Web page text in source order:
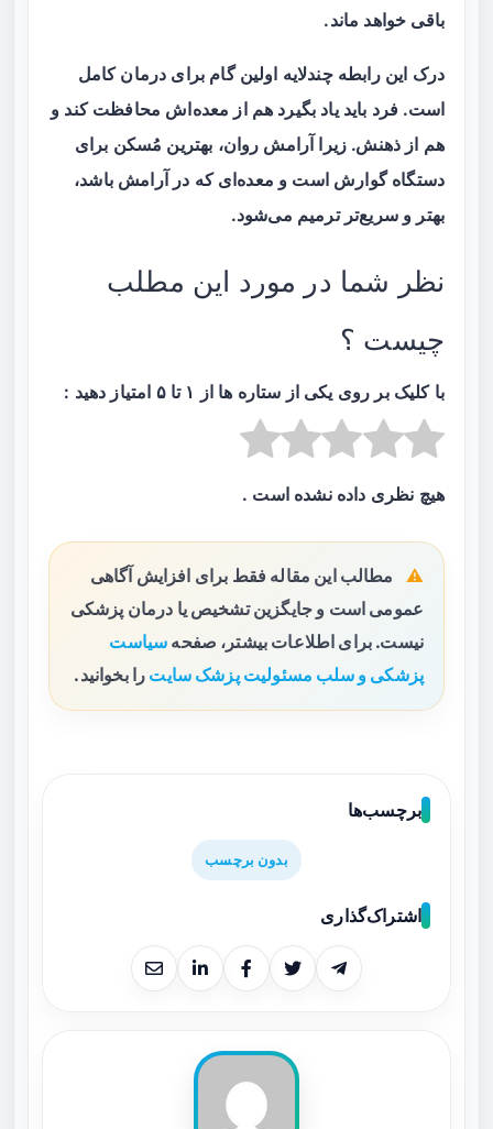
باقی خواهد ماند.
درک این رابطه چندلایه اولین گام برای درمان کامل
است. فرد باید یاد بگیرد هم از معده‌اش محافظت کند و
هم از ذهنش. زیرا آرامش روان، بهترین مُسکن برای
دستگاه گوارش است و معده‌ای که در آرامش باشد،
بهتر و سریع‌تر ترمیم می‌شود.
نظر شما در مورد این مطلب
چیست ؟
با کلیک بر روی یکی از ستاره ها از ۱ تا ۵ امتیاز دهید :
هیچ نظری داده نشده است .
مطالب این مقاله فقط برای افزایش آگاهی
عمومی است و جایگزین تشخیص یا درمان پزشکی
نیست. برای اطلاعات بیشتر، صفحه سیاست
پزشکی و سلب مسئولیت پزشک سایت را بخوانید.
برچسب‌ها
بدون برچسب
اشتراک‌گذاری